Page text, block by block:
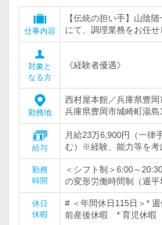
仕事内容
【伝統の担い手】山陰
にて、調理業務をお任せ
対象と
なる方
《経験者優遇》
勤務地
西村屋本館／兵庫県豊
兵庫県豊岡市城崎町湯島
給与
月給23万6,900円（一律
む）※経験、能力等を考
勤務
時間
＜シフト制＞6:00～
の変形労働時間制（週平
休日
休暇
# ＜年間休日115日＞*
前産後休暇 * 育児休暇